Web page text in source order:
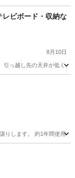
ビボード・収納な
8月10日
っ越し先の天井が低く
りします。 約1年間使用